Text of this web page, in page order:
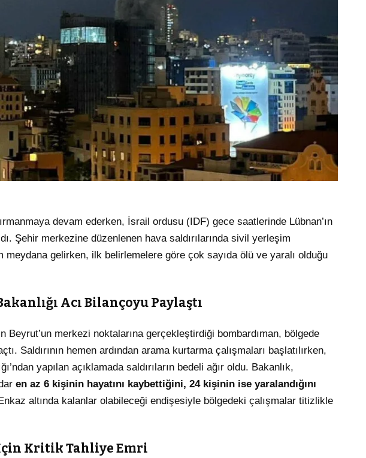
devam ederken, İsrail ordusu (IDF) gece saatlerinde Lübnan’ın
Şehir merkezine düzenlenen hava saldırılarında sivil yerleşim
meydana gelirken, ilk belirlemelere göre çok sayıda ölü ve yaralı olduğu
Acı Bilançoyu Paylaştı
Beyrut’un merkezi noktalarına gerçekleştirdiği bombardıman, bölgede
Saldırının hemen ardından arama kurtarma çalışmaları başlatılırken,
yapılan açıklamada saldırıların bedeli ağır oldu. Bakanlık,
en az 6 kişinin hayatını kaybettiğini, 24 kişinin ise yaralandığını
altında kalanlar olabileceği endişesiyle bölgedeki çalışmalar titizlikle
Kritik Tahliye Emri